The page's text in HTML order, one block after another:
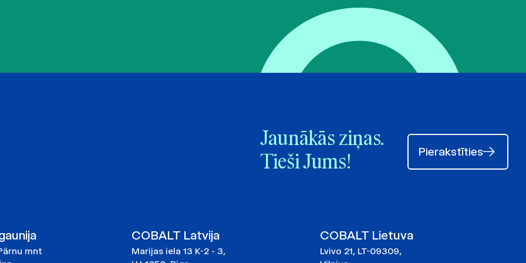
Jaunākās ziņas.
Tieši Jums!
Pierakstīties
mnt
COBALT Latvija
Marijas iela 13 K-2 - 3,
COBALT Lietuva
Lvivo 21, LT-09309,